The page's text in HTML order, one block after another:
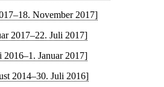
November 2017]
2017–22. Juli 2017]
2016–1. Januar 2017]
2014–30. Juli 2016]